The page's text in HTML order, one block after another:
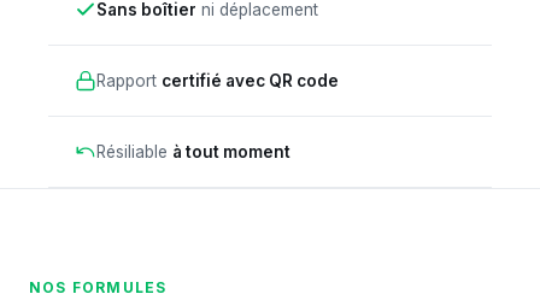
Sans boîtier ni déplacement
Rapport certifié avec QR code
Résiliable à tout moment
NOS FORMULES